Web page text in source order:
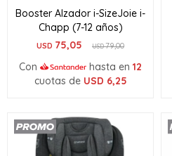
Booster Alzador i-SizeJoie i-
Chapp (7-12 años)
USD 75,05 USD79,00
Con hasta en 12
cuotas de USD 6,25